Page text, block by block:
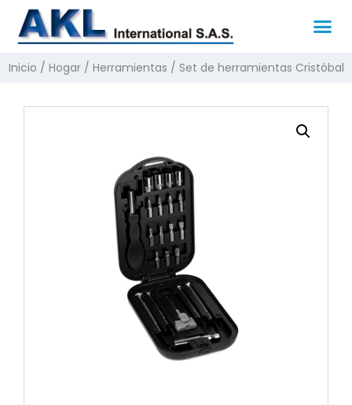
Inicio / Hogar/ Herramientas / Set de herramientas Cristóbal